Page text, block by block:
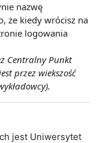
nazwę
że kiedy wrócisz na
logowania
Centralny Punkt
przez wiekszość
jest Uniwersytet